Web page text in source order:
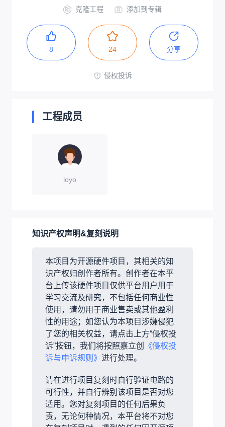
克隆工程 添加到专辑
8 24 分享
侵权投诉
工程成员
loyo
知识产权声明&复刻说明
本项目为开源硬件项目，其相关的知
识产权归创作者所有。创作者在本平
台上传该硬件项目仅供平台用户用于
学习交流及研究，不包括任何商业性
使用，请勿用于商业售卖或其他盈利
性的用途；如您认为本项目涉嫌侵犯
了您的相关权益，请点击上方“侵权投
诉”按钮，我们将按照嘉立创
《侵权投
诉与申诉规则》 进行处理。
请在进行项目复刻时自行验证电路的
可行性，并自行辨别该项目是否对您
适用。您对复刻项目的任何后果负
责，无论何种情况，本平台将不对您